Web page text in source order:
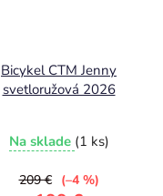
Bicykel CTM Jenny
svetloružová 2026
Na sklade (1 ks)
209 € (–4 %)